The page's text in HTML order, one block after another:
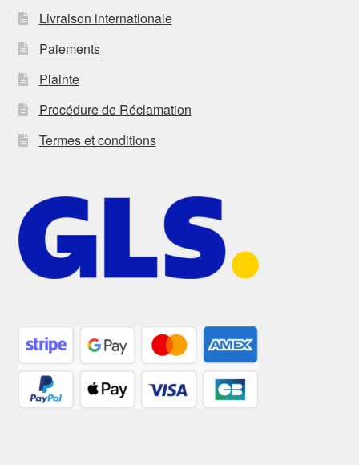
Livraison internationale
Paiements
Plainte
Procédure de Réclamation
Termes et conditions